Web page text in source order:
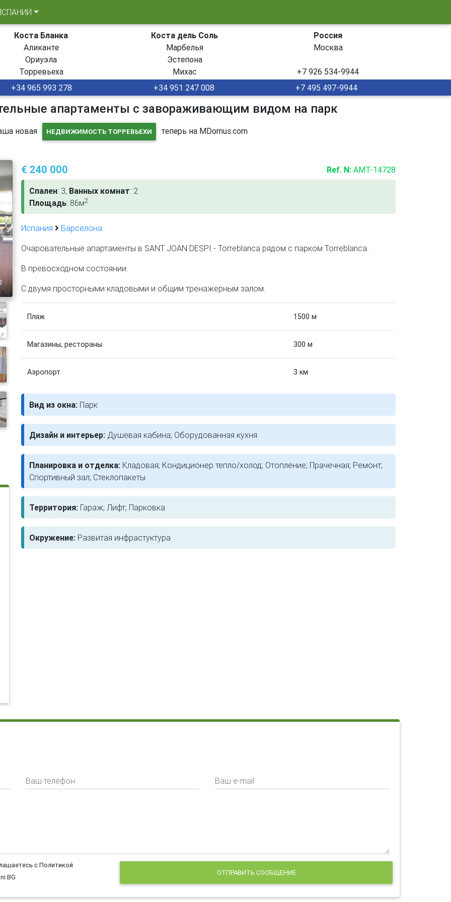
Коста Бланка
Аликанте
Ориуэла
Торревьеха
Коста дель Соль
Марбелья
Эстепона
Михас
Россия
Москва
+7 926 534-9944
+34 965 993 278
+34 951 247 008 +7 495 497-9944
апартаменты с завораживающим видом на парк
новая НЕДВИЖИМОСТЬ ТОРРЕВЬЕХИ теперь на MDomus.com
€ 240 000 Ref. N: AMT-14728
Спален: 3, Ванных комнат: 2
Площадь: 86м2
Испания
Барселона
Очаровательные апартаменты в SANT JOAN DESPI - Torreblanca рядом с парком Torreblanca.
В превосходном состоянии.
С двумя просторными кладовыми и общим тренажерным залом.
Пляж 1500 м
Магазины, рестораны 300 м
Аэропорт 3 км
Вид из окна: Парк
Дизайн и интерьер: Душевая кабина; Оборудованная кухня
Планировка и отделка: Кладовая; Кондиционер тепло/холод; Отопление; Прачечная; Ремонт;
Спортивный зал; Стеклопакеты
Территория: Гараж; Лифт; Парковка
Окружение: Развитая инфрастуктура
Ваш телефон Ваш e-mail
с Политикой
BG
ОТПРАВИТЬ СООБЩЕНИЕ